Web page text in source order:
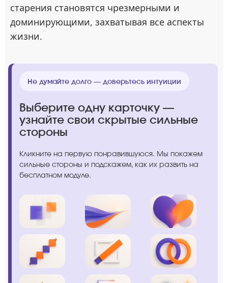
старения становятся чрезмерными и
доминирующими, захватывая все аспекты
жизни.
Не думайте долго — доверьтесь интуиции
Выберите одну карточку —
узнайте свои скрытые сильные
стороны
Кликните на первую понравившуюся. Мы покажем
сильные стороны и подскажем, как их развить на
бесплатном модуле.